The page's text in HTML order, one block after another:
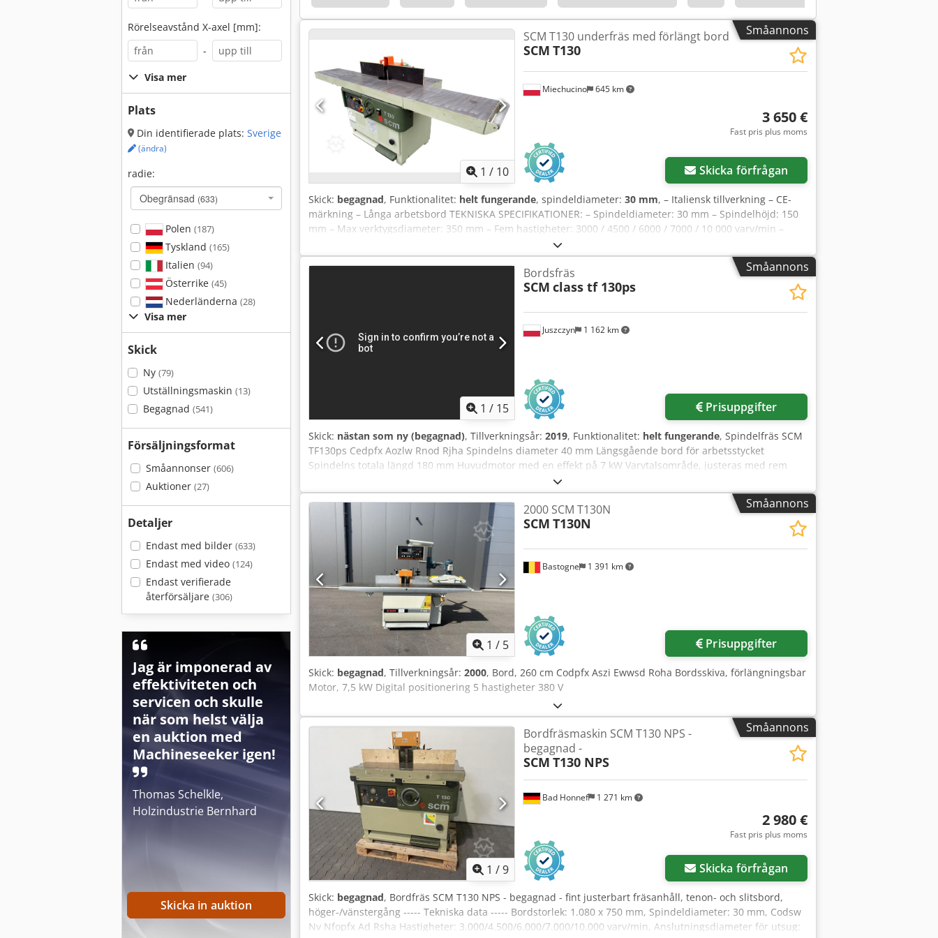
Rörelseavstånd X-axel [mm]:
-
Visa mer
Plats
Din identifierade plats: Sverige
(ändra)
radie:
Obegränsad (633)
Polen (187)
Tyskland (165)
Italien (94)
Österrike (45)
Nederländerna (28)
Visa mer
Skick
Ny (79)
Utställningsmaskin (13)
Begagnad (541)
Försäljningsformat
Småannonser (606)
Auktioner (27)
Detaljer
Endast med bilder (633)
Endast med video (124)
Endast verifierade
återförsäljare (306)
Jag är imponerad av
effektiviteten och
servicen och skulle
när som helst välja
en auktion med
Machineseeker igen!
Thomas Schelkle,
Holzindustrie Bernhard
Skicka in auktion
Småannons
1 / 10
Miechucino 645 km
SCM T130 underfräs med förlängt bord
SCM T130
3 650 €
Fast pris plus moms
Skicka förfrågan
Skick: begagnad, Funktionalitet: helt fungerande, spindeldiameter: 30 mm, – Italiensk tillverkning – CE-
märkning – Långa arbetsbord TEKNISKA SPECIFIKATIONER: – Spindeldiameter: 30 mm – Spindelhöjd: 150
mm – Max verktygsdiameter: 350 mm – Fem hastigheter: 3000 / 4500 / 6000 / 7000 / 10 000 varv/min –
Höjdinställning – Elektrisk broms – Motoreffekt: 5,5 kW – Bordstorlek: 730 x 1200 mm Chsdpfx Aow Ip R
Hsd Roa – Två hjälpbord: 410 x 670 mm – Bordhöjd från basen: 925 mm – Anslutningsdiameter: 2 x 120
mm – Maskinens mått (l/b/h): 261 / 100 / 120 cm – Vikt: 800 kg
Småannons
1 / 15
Juszczyn 1 162 km
Bordsfräs
SCM class tf 130ps
Prisuppgifter
Skick: nästan som ny (begagnad), Tillverkningsår: 2019, Funktionalitet: helt fungerande, Spindelfräs SCM
TF130ps Cedpfx Aozlw Rnod Rjha Spindelns diameter 40 mm Längsgående bord för arbetsstycket
Spindelns totala längd 180 mm Huvudmotor med en effekt på 7 kW Varvtalsområde, justeras med rem
3000/4500/6000/7000/10000 Spindeln kan rotera både medurs och moturs Manuell spindellyft Teknisk
dokumentation Tillverkningsår 2019
Småannons
1 / 5
Bastogne 1 391 km
2000 SCM T130N
SCM T130N
Prisuppgifter
Skick: begagnad, Tillverkningsår: 2000, Bord, 260 cm Codpfx Aszi Ewwsd Roha Bordsskiva, förlängningsbar
Motor, 7,5 kW Digital positionering 5 hastigheter 380 V
Småannons
1 /9
Bad Honnef 1 271 km
Bordfräsmaskin SCM T130 NPS -
begagnad -
SCM T130 NPS
2 980 €
Fast pris plus moms
Skicka förfrågan
Skick: begagnad, Bordfräs SCM T130 NPS - begagnad - fint justerbart fräsanhåll, tenon- och slitsbord,
höger-/vänstergång ----- Tekniska data ----- Bordstorlek: 1.080 x 750 mm, Spindeldiameter: 30 mm, Codsw
Nv Nfopfx Ad Rsha Hastigheter: 3.000/4.500/6.000/7.000/10.000 varv/min, Anslutningsdiameter för utsug: